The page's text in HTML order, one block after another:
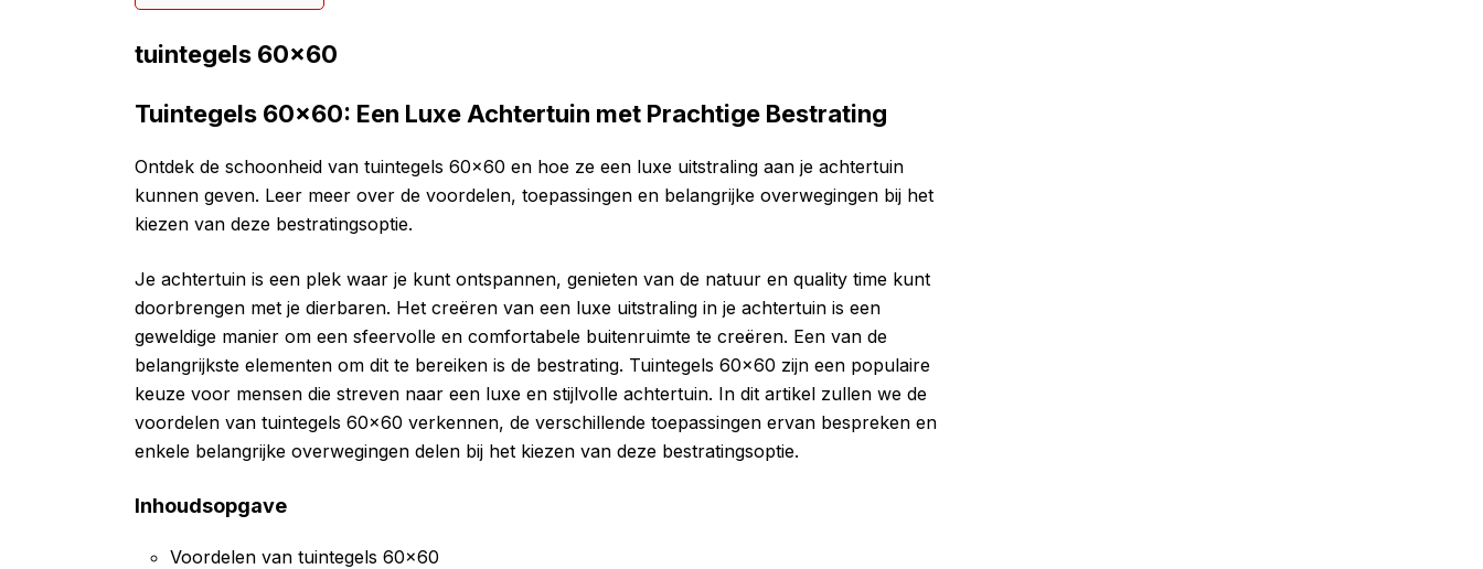
tuintegels 60×60
Tuintegels 60×60: Een Luxe Achtertuin met Prachtige Bestrating
Ontdek de schoonheid van tuintegels 60×60 en hoe ze een luxe uitstraling aan je achtertuin
kunnen geven. Leer meer over de voordelen, toepassingen en belangrijke overwegingen bij het
kiezen van deze bestratingsoptie.
Je achtertuin is een plek waar je kunt ontspannen, genieten van de natuur en quality time kunt
doorbrengen met je dierbaren. Het creëren van een luxe uitstraling in je achtertuin is een
geweldige manier om een sfeervolle en comfortabele buitenruimte te creëren. Een van de
belangrijkste elementen om dit te bereiken is de bestrating. Tuintegels 60×60 zijn een populaire
keuze voor mensen die streven naar een luxe en stijlvolle achtertuin. In dit artikel zullen we de
voordelen van tuintegels 60×60 verkennen, de verschillende toepassingen ervan bespreken en
enkele belangrijke overwegingen delen bij het kiezen van deze bestratingsoptie.
Inhoudsopgave
Voordelen van tuintegels 60×60